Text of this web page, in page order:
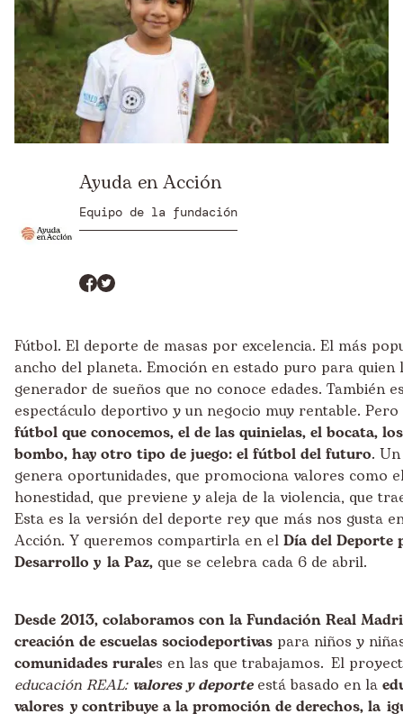
Ayuda en Acción
Equipo de la fundación
Fútbol. El deporte de masas por excelencia. El más
ancho del planeta. Emoción en estado puro para quien
generador de sueños que no conoce edades. También
espectáculo deportivo y un negocio muy rentable. Pero
fútbol que conocemos, el de las quinielas, el bocata,
bombo, hay otro tipo de juego: el fútbol del futuro.
genera oportunidades, que promociona valores como
honestidad, que previene y aleja de la violencia, que
Esta es la versión del deporte rey que más nos gusta
Acción. Y queremos compartirla en el Día del Deporte
Desarrollo y la Paz, que se celebra cada 6 de abril.
Desde 2013, colaboramos con la Fundación Real
creación de escuelas sociodeportivas para niños y
comunidades rurales en las que trabajamos. El
educación REAL: valores y deporteestá basado en la
valores y contribuye a la promoción de derechos, la